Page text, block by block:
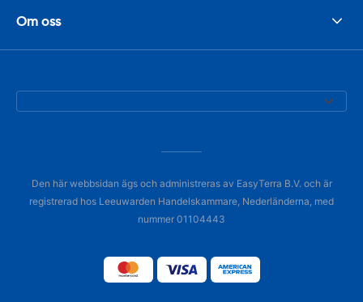
Om oss
Den här webbsidan ägs och administreras av EasyTerra B.V. och är
registrerad hos Leeuwarden Handelskammare, Nederländerna, med
nummer 01104443